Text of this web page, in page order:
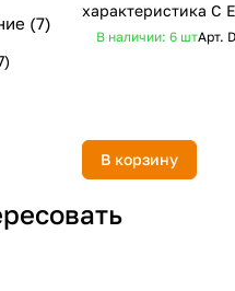
характеристика C
В наличии: 6 штАрт.
В корзину
(7)